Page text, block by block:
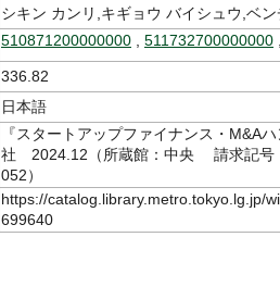
シキン カンリ,キギョウ バイシュウ,ベ
510871200000000 511732700000000
336.82
日本語
『スタートアップファイナンス・
社 2024.12（所蔵館：中央 請求記号
052）
https://catalog.library.metro.tokyo.lg.jp/
699640